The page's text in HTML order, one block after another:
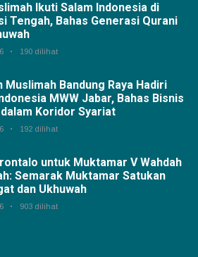
Ikuti Salam Indonesia di
Tengah, Bahas Generasi Qurani
190 dilihat
Muslimah Bandung Raya Hadiri
MWW Jabar, Bahas Bisnis
Koridor Syariat
192 dilihat
untuk Muktamar V Wahdah
Semarak Muktamar Satukan
dan Ukhuwah
903 dilihat